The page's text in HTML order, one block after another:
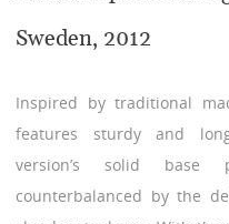
Sweden, 2012
Inspired by traditional
features sturdy and
version’s solid base
counterbalanced by the